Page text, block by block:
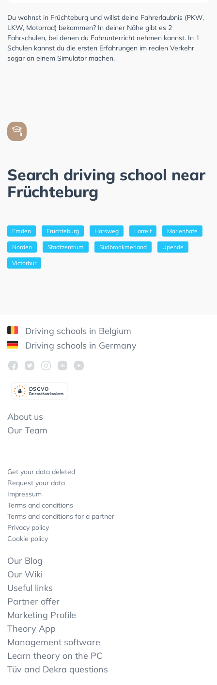
Du wohnst in Früchteburg und willst deine Fahrerlaubnis (PKW,
LKW, Motorrad) bekommen? In deiner Nähe gibt es 2
Fahrschulen, bei denen du Fahrunterricht nehmen kannst. In 1
Schulen kannst du die ersten Erfahrungen im realen Verkehr
sogar an einem Simulator machen.
Search driving school near
Früchteburg
Emden Früchteburg Harsweg Larrelt Marienhafe
Norden Stadtzentrum Südbrookmerland Upende
Victorbur
Driving schools in Belgium
Driving schools in Germany
Datenschutzkonform
DSGVO
About us
Our Team
Get your data deleted
Request your data
Impressum
Terms and conditions
Terms and conditions for a partner
Privacy policy
Cookie policy
Our Blog
Our Wiki
Useful links
Partner offer
Marketing Profile
Theory App
Management software
Learn theory on the PC
Tüv and Dekra questions